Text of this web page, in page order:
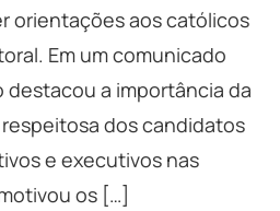
orientações aos católicos
Em um comunicado
a importância da
dos candidatos
e executivos nas
os […]